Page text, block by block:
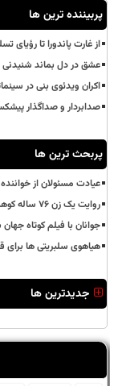
پربیننده ترین ها
از غارت پاندورا تا رؤیای
عشق در دل بماند شنیدنی
اکران ویدئوی بنی در
صدابردار و صداگذار
پربحث ترین ها
عیادت مسئولان از
روایت یک زن ۷۶ ساله کوهنورد مادر کوهستان کیست؟
جوانان با فیلم کوتاه
هیاهوی سلبریتی ها برای
جدیدترین ها